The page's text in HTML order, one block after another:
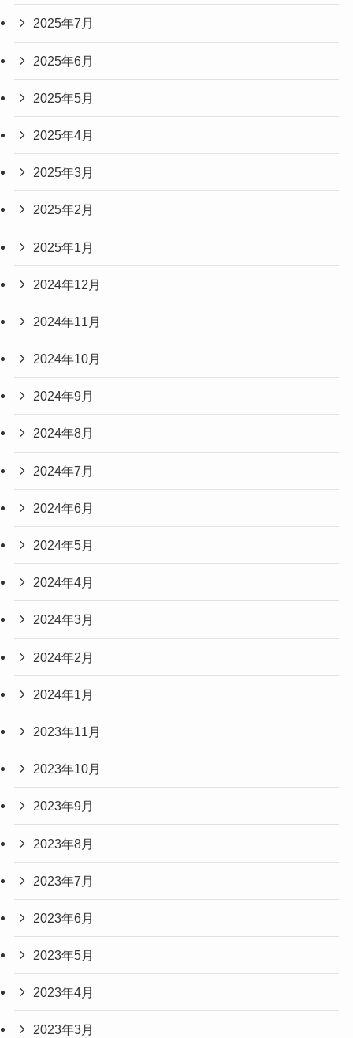
2025年7月
2025年6月
2025年5月
2025年4月
2025年3月
2025年2月
2025年1月
2024年12月
2024年11月
2024年10月
2024年9月
2024年8月
2024年7月
2024年6月
2024年5月
2024年4月
2024年3月
2024年2月
2024年1月
2023年11月
2023年10月
2023年9月
2023年8月
2023年7月
2023年6月
2023年5月
2023年4月
2023年3月